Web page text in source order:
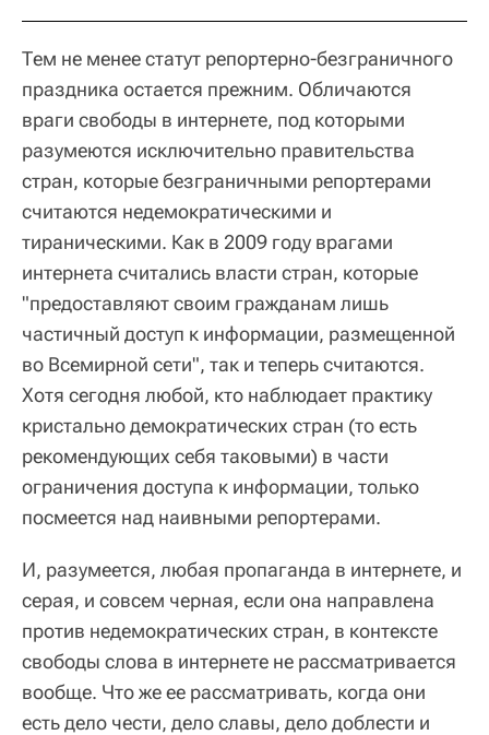
Тем не менее статут репортерно-безграничного
праздника остается прежним. Обличаются
враги свободы в интернете, под которыми
разумеются исключительно правительства
стран, которые безграничными репортерами
считаются недемократическими и
тираническими. Как в 2009 году врагами
интернета считались власти стран, которые
"предоставляют своим гражданам лишь
частичный доступ к информации, размещенной
во Всемирной сети", так и теперь считаются.
Хотя сегодня любой, кто наблюдает практику
кристально демократических стран (то есть
рекомендующих себя таковыми) в части
ограничения доступа к информации, только
посмеется над наивными репортерами.
И, разумеется, любая пропаганда в интернете, и
серая, и совсем черная, если она направлена
против недемократических стран, в контексте
свободы слова в интернете не рассматривается
вообще. Что же ее рассматривать, когда они
есть дело чести, дело славы, дело доблести и